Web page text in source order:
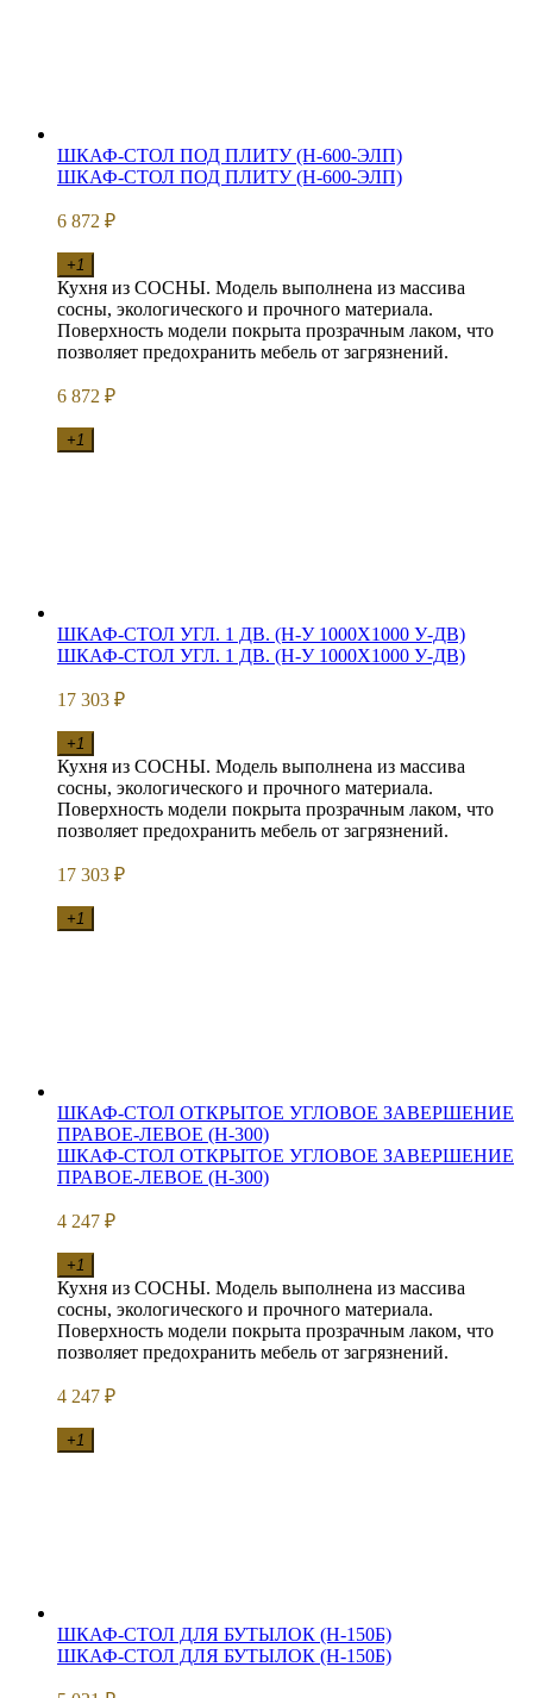
ШКАФ-СТОЛ ПОД ПЛИТУ (Н-600-ЭЛП)
ШКАФ-СТОЛ ПОД ПЛИТУ (Н-600-ЭЛП)
6 872 ₽
+1
Кухня из СОСНЫ. Модель выполнена из массива
сосны, экологического и прочного материала.
Поверхность модели покрыта прозрачным лаком, что
позволяет предохранить мебель от загрязнений.
6 872 ₽
+1
ШКАФ-СТОЛ УГЛ. 1 ДВ. (Н-У 1000Х1000 У-ДВ)
ШКАФ-СТОЛ УГЛ. 1 ДВ. (Н-У 1000Х1000 У-ДВ)
17 303 ₽
+1
Кухня из СОСНЫ. Модель выполнена из массива
сосны, экологического и прочного материала.
Поверхность модели покрыта прозрачным лаком, что
позволяет предохранить мебель от загрязнений.
17 303 ₽
+1
ШКАФ-СТОЛ ОТКРЫТОЕ УГЛОВОЕ ЗАВЕРШЕНИЕ
ПРАВОЕ-ЛЕВОЕ (Н-300)
ШКАФ-СТОЛ ОТКРЫТОЕ УГЛОВОЕ ЗАВЕРШЕНИЕ
ПРАВОЕ-ЛЕВОЕ (Н-300)
4 247 ₽
+1
Кухня из СОСНЫ. Модель выполнена из массива
сосны, экологического и прочного материала.
Поверхность модели покрыта прозрачным лаком, что
позволяет предохранить мебель от загрязнений.
4 247 ₽
+1
ШКАФ-СТОЛ ДЛЯ БУТЫЛОК (Н-150Б)
ШКАФ-СТОЛ ДЛЯ БУТЫЛОК (Н-150Б)